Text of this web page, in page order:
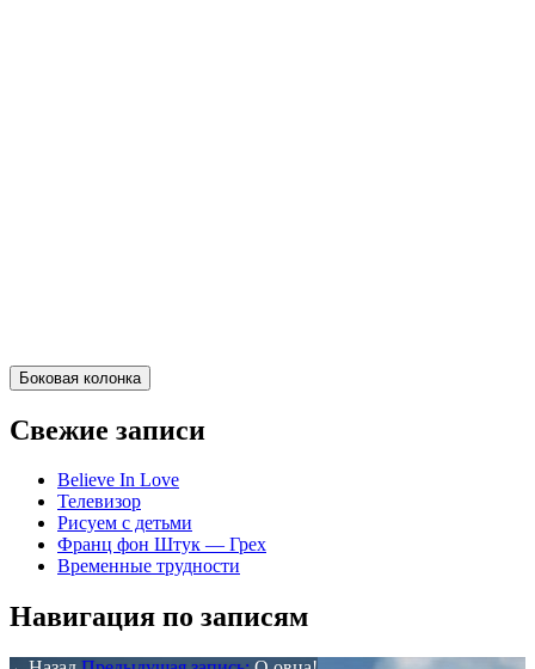
Боковая колонка
Свежие записи
Believe In Love
Телевизор
Рисуем с детьми
Франц фон Штук — Грех
Временные трудности
Навигация по записям